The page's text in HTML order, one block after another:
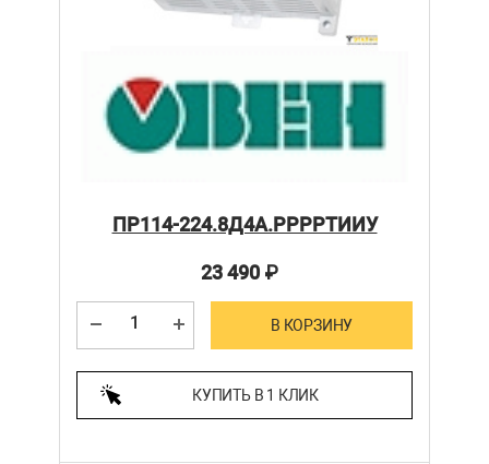
ПР114-224.8Д4А.РРРРТИИУ
23 490₽
В КОРЗИНУ
КУПИТЬ В 1 КЛИК